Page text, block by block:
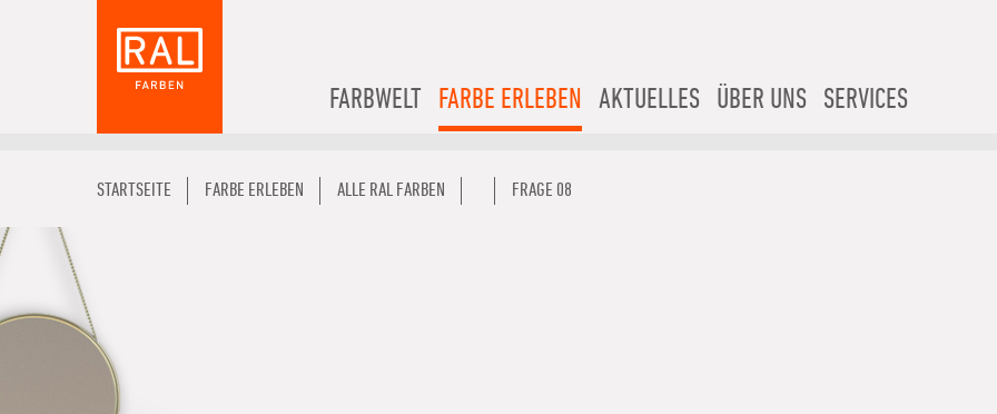
FARBWELT FARBE ERLEBEN AKTUELLES ÜBER UNS SERVICES
STARTSEITE FARBE ERLEBEN ALLE RAL FARBEN FRAGE 08